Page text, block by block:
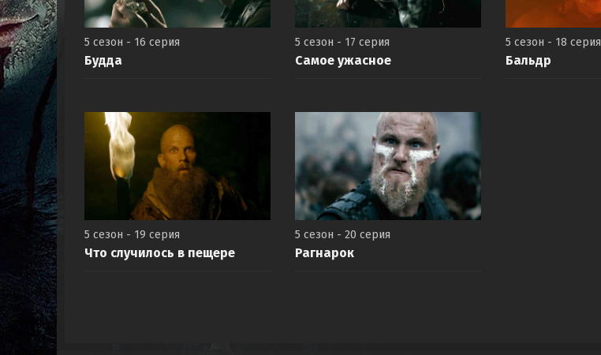
5 сезон - 16 серия
Будда
5 сезон - 17 серия
Самое ужасное
5 сезон - 18 серия
Бальдр
5 сезон - 19 серия
Что случилось в пещере
5 сезон - 20 серия
Рагнарок